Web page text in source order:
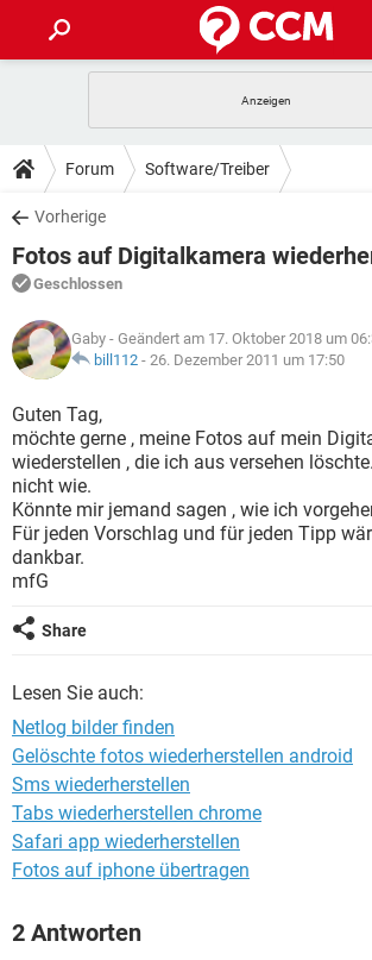
ANDROID IOS
WINDOWS 10
WHATSAPP TIKTOK
FACEBOOK
TIPPS & TRICKS
SPIELE
WINDOWS 10
WHATSAPP
FACEBOOK HARDWARE
DOWNLOADS
SPIELE STREAMING
ANDROID
WINDOWS 10 INSTAGRAM
WHATSAPP
FACEBOOK
FORUM
SPIELE
ANDROID IOS
WHATSAPP TIKTOK
FACEBOOK
LEXIKON
SPIELE
ANDROID
WINDOWS 10 INSTAGRAM
WHATSAPP TIKTOK
FACEBOOK HARDWARE
Forum Software/Treiber
Vorherige
Fotos auf Digitalkamera
Geschlossen
Gaby - Geändert am 17. Oktober 2018 um
bill112 - 26. Dezember 2011 um 17:50
Guten Tag,
möchte gerne , meine Fotos auf mein
wiederstellen , die ich aus versehen
nicht wie.
Könnte mir jemand sagen , wie ich
Für jeden Vorschlag und für jeden Tipp
dankbar.
mfG
Share
Lesen Sie auch:
Netlog bilder finden
Gelöschte fotos wiederherstellen android
Sms wiederherstellen
Tabs wiederherstellen chrome
Safari app wiederherstellen
Fotos auf iphone übertragen
2 Antworten